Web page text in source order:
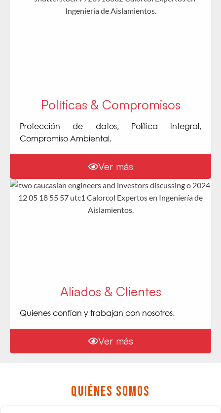
Políticas & Compromisos
Protección de datos, Política Integral,
Compromiso Ambiental.
Ver más
Aliados & Clientes
Quienes confían y trabajan con nosotros.
Ver más
Quiénes somos